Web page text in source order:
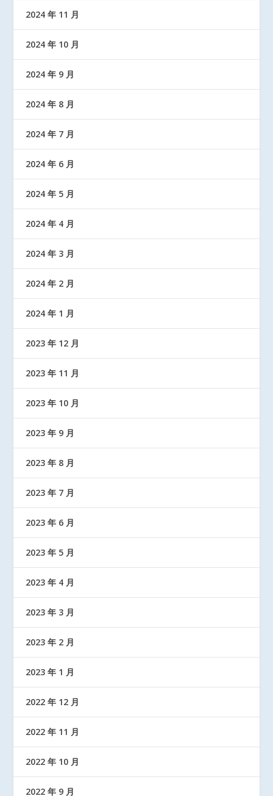
2024 年 11 月
2024 年 10 月
2024 年 9 月
2024 年 8 月
2024 年 7 月
2024 年 6 月
2024 年 5 月
2024 年 4 月
2024 年 3 月
2024 年 2 月
2024 年 1 月
2023 年 12 月
2023 年 11 月
2023 年 10 月
2023 年 9 月
2023 年 8 月
2023 年 7 月
2023 年 6 月
2023 年 5 月
2023 年 4 月
2023 年 3 月
2023 年 2 月
2023 年 1 月
2022 年 12 月
2022 年 11 月
2022 年 10 月
2022 年 9 月